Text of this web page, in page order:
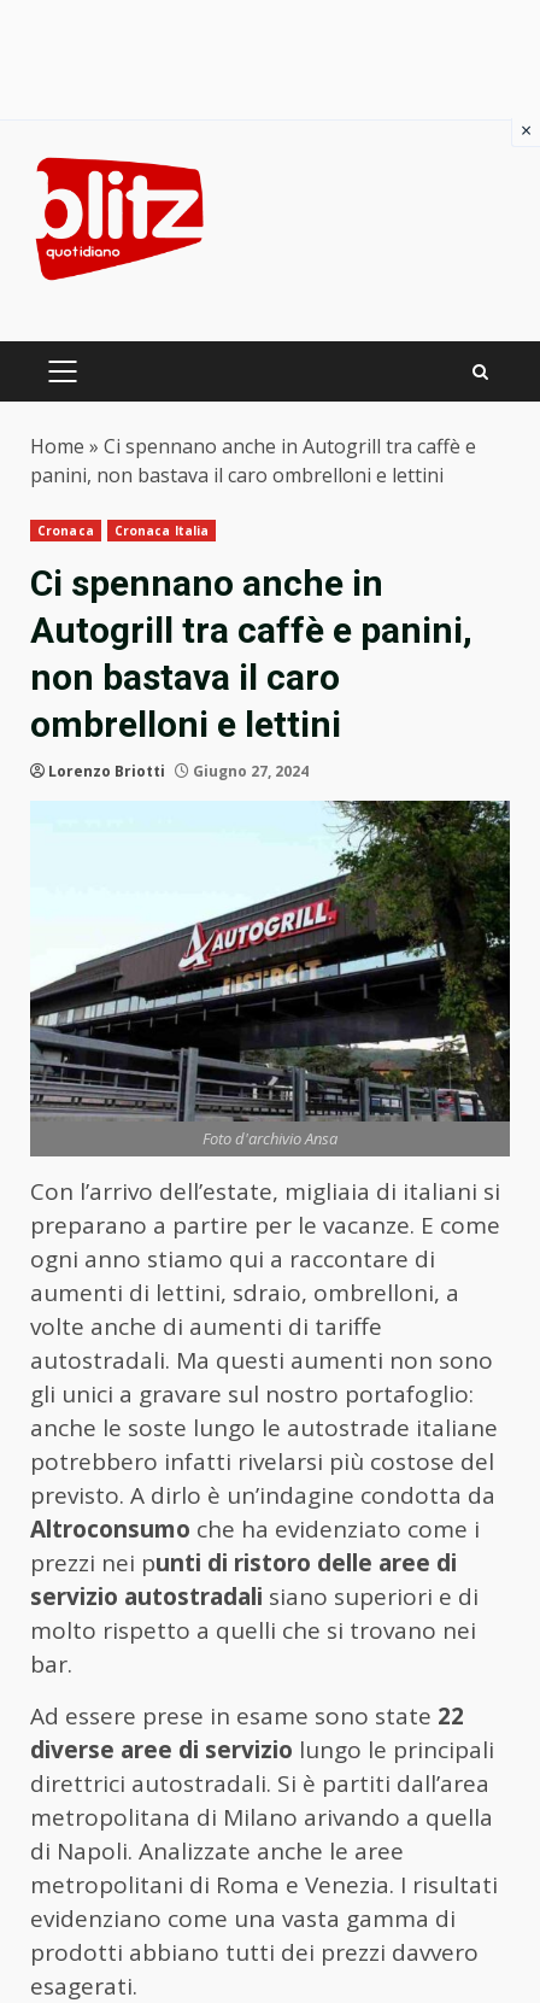
content
PRIMARY
Home » Ci spennano anche in Autogrill tra caffè e
panini, non bastava il caro ombrelloni e lettini
Cronaca Cronaca Italia
Ci spennano anche in
Autogrill tra caffè e panini,
non bastava il caro
ombrelloni e lettini
Lorenzo Briotti Giugno 27, 2024
Foto d'archivio Ansa
Con l’arrivo dell’estate, migliaia di italiani si
preparano a partire per le vacanze. E come
ogni anno stiamo qui a raccontare di
aumenti di lettini, sdraio, ombrelloni, a
volte anche di aumenti di tariffe
autostradali. Ma questi aumenti non sono
gli unici a gravare sul nostro portafoglio:
anche le soste lungo le autostrade italiane
potrebbero infatti rivelarsi più costose del
previsto. A dirlo è un’indagine condotta da
Altroconsumo che ha evidenziato come i
prezzi nei punti di ristoro delle aree di
servizio autostradali siano superiori e di
molto rispetto a quelli che si trovano nei
bar.
Ad essere prese in esame sono state 22
diverse aree di servizio lungo le principali
direttrici autostradali. Si è partiti dall’area
metropolitana di Milano arivando a quella
di Napoli. Analizzate anche le aree
metropolitani di Roma e Venezia. I risultati
evidenziano come una vasta gamma di
prodotti abbiano tutti dei prezzi davvero
esagerati.
×